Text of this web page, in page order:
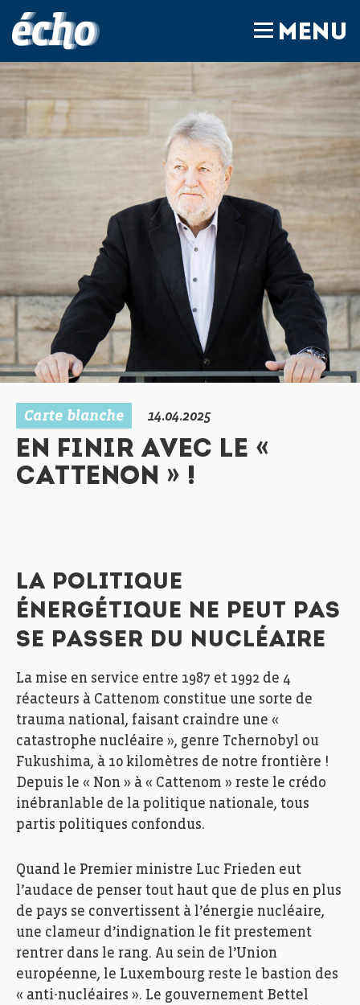
MENU
Carte blanche 14.04.2025
EN FINIR AVEC LE «
CATTENON » !
LA POLITIQUE
ÉNERGÉTIQUE NE PEUT PAS
SE PASSER DU NUCLÉAIRE
La mise en service entre 1987 et 1992 de 4
réacteurs à Cattenom constitue une sorte de
trauma national, faisant craindre une «
catastrophe nucléaire », genre Tchernobyl ou
Fukushima, à 10 kilomètres de notre frontière !
Depuis le « Non » à « Cattenom » reste le crédo
inébranlable de la politique nationale, tous
partis politiques confondus.
Quand le Premier ministre Luc Frieden eut
l’audace de penser tout haut que de plus en plus
de pays se convertissent à l’énergie nucléaire,
une clameur d’indignation le fit prestement
rentrer dans le rang. Au sein de l’Union
européenne, le Luxembourg reste le bastion des
« anti-nucléaires ». Le gouvernement Bettel